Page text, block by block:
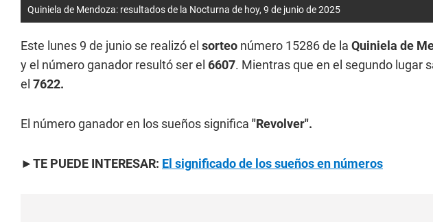
Quiniela de Mendoza: resultados de la Nocturna de hoy, 9 de junio de 2025
Este lunes 9 de junio se realizó el sorteo número 15286 de la Quiniela de
y el número ganador resultó ser el 6607. Mientras que en el segundo lugar
el 7622.
El número ganador en los sueños significa "Revolver".
►TE PUEDE INTERESAR: El significado de los sueños en números